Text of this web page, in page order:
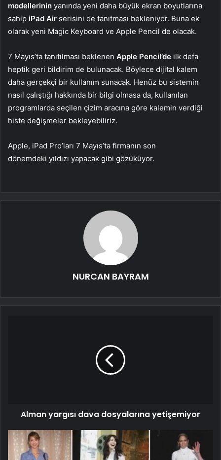
modellerinin yanında yeni daha büyük ekran boyutlarına
sahip iPad Air serisini de tanıtması bekleniyor. Buna ek
olarak yeni Magic Keyboard ve Apple Pencil de olacak.
7 Mayıs’ta tanıtılması beklenen Apple Pencil’de ilk defa
heptik geri bildirim de bulunacak. Böylece dijital kalem
daha gerçekçi bir kullanım sunacak. Henüz bu sistemin
nasıl çalıştığı hakkında bir bilgi olmasa da, kullanılan
programlarda seçilen çizim aracına göre kalemin verdiği
histe değişmeler bekleyebiliriz.
Apple, iPad Pro’ları 7 Mayıs’ta firmanın son
dönemdeki yıldızı yapacak gibi gözüküyor.
NURCAN BAYRAM
Alman yargısı dava dosyalarına yetişemiyor